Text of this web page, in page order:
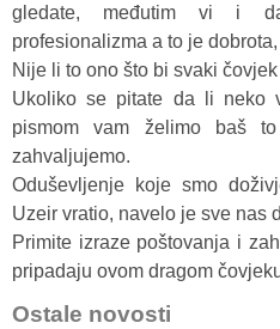
gledate, međutim vi i
profesionalizma a to je
Nije li to ono što bi svaki
Ukoliko se pitate da li neko
pismom vam želimo baš
zahvaljujemo.
Oduševljenje koje smo
Uzeir vratio, navelo je sve nas
Primite izraze poštovanja i
pripadaju ovom dragom
Ostale novosti